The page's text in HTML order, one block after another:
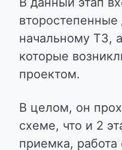
второстепенные
начальному ТЗ,
которые
проектом.
В целом, он
схеме, что и 2
приемка, работа